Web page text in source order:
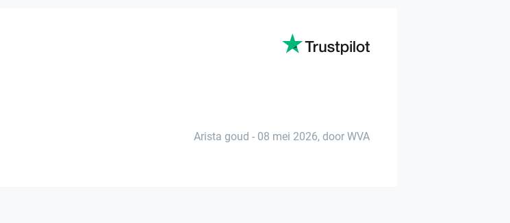
Arista goud - 08 mei 2026, door WVA